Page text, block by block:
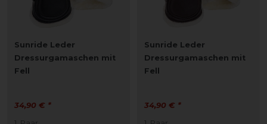
Sunride Leder
Dressurgamaschen mit
Fell
34,90 € *
Sunride Leder
Dressurgamaschen mit
Fell
34,90 € *